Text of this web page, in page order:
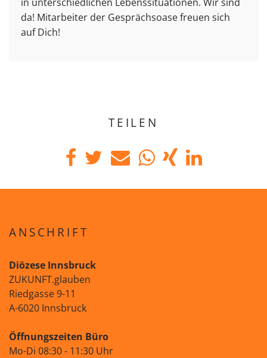
da! Mitarbeiter der Gesprächsoase freuen sich
auf Dich!
TEILEN
ANSCHRIFT
Diözese Innsbruck
ZUKUNFT.glauben
Riedgasse 9-11
A-6020 Innsbruck
Öffnungszeiten Büro
Mo-Di 08:30 - 11:30 Uhr